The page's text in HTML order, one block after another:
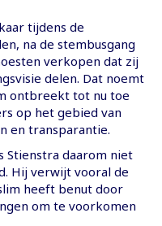
tijdens de
na de stembusgang
verkopen dat zij
delen. Dat noemt
ontbreekt tot nu toe
op het gebied van
en transparantie.
Stienstra daarom niet
Hij verwijt vooral de
heeft benut door
om te voorkomen